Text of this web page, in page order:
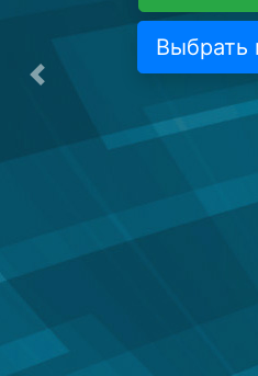
Выбрать
Предыдущая